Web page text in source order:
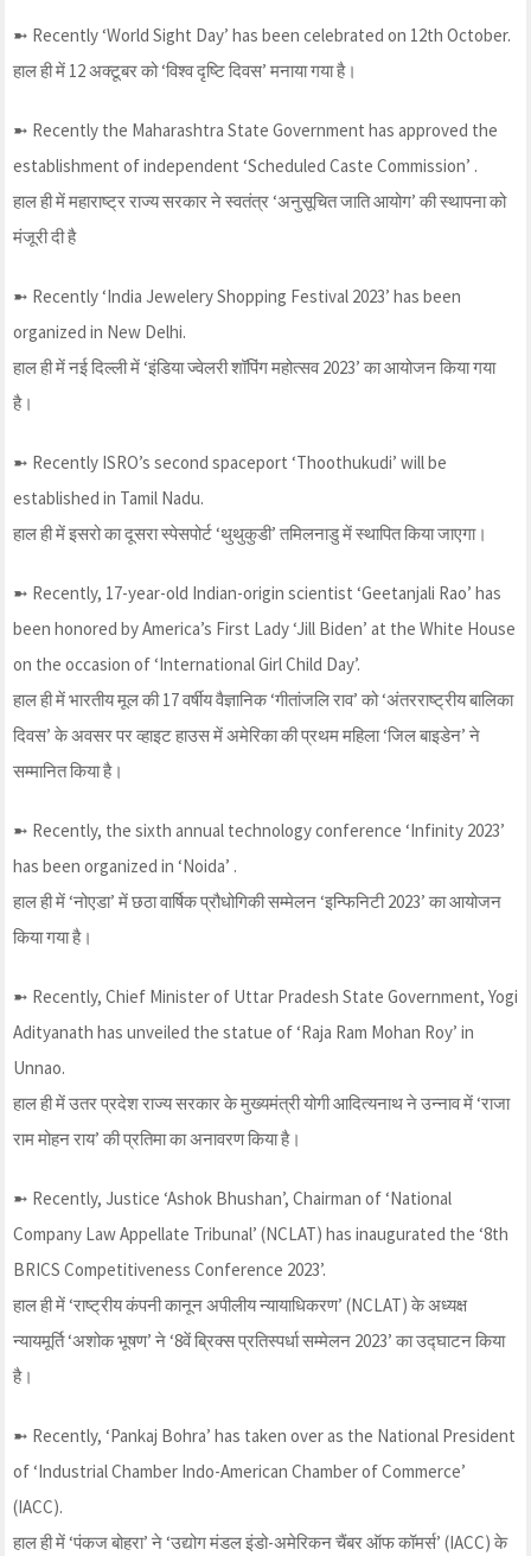
➼ Recently ‘World Sight Day’ has been celebrated on 12th October.
हाल ही में 12 अक्टूबर को ‘विश्व दृष्टि दिवस’ मनाया गया है।
➼ Recently the Maharashtra State Government has approved the
establishment of independent ‘Scheduled Caste Commission’ .
हाल ही में महाराष्ट्र राज्य सरकार ने स्वतंत्र ‘अनुसूचित जाति आयोग’ की स्थापना को
मंजूरी दी है
➼ Recently ‘India Jewelery Shopping Festival 2023’ has been
organized in New Delhi.
हाल ही में नई दिल्ली में ‘इंडिया ज्वेलरी शॉपिंग महोत्सव 2023’ का आयोजन किया गया
है।
➼ Recently ISRO’s second spaceport ‘Thoothukudi’ will be
established in Tamil Nadu.
हाल ही में इसरो का दूसरा स्पेसपोर्ट ‘थुथुकुडी’ तमिलनाडु में स्थापित किया जाएगा।
➼ Recently, 17-year-old Indian-origin scientist ‘Geetanjali Rao’ has
been honored by America’s First Lady ‘Jill Biden’ at the White House
on the occasion of ‘International Girl Child Day’.
हाल ही में भारतीय मूल की 17 वर्षीय वैज्ञानिक ‘गीतांजलि राव’ को ‘अंतरराष्ट्रीय बालिका
दिवस’ के अवसर पर व्हाइट हाउस में अमेरिका की प्रथम महिला ‘जिल बाइडेन’ ने
सम्मानित किया है।
➼ Recently, the sixth annual technology conference ‘Infinity 2023’
has been organized in ‘Noida’ .
हाल ही में ‘नोएडा’ में छठा वार्षिक प्रौधोगिकी सम्मेलन ‘इन्फिनिटी 2023’ का आयोजन
किया गया है।
➼ Recently, Chief Minister of Uttar Pradesh State Government, Yogi
Adityanath has unveiled the statue of ‘Raja Ram Mohan Roy’ in
Unnao.
हाल ही में उतर प्रदेश राज्य सरकार के मुख्यमंत्री योगी आदित्यनाथ ने उन्नाव में ‘राजा
राम मोहन राय’ की प्रतिमा का अनावरण किया है।
➼ Recently, Justice ‘Ashok Bhushan’, Chairman of ‘National
Company Law Appellate Tribunal’ (NCLAT) has inaugurated the ‘8th
BRICS Competitiveness Conference 2023’.
हाल ही में ‘राष्ट्रीय कंपनी कानून अपीलीय न्यायाधिकरण’ (NCLAT) के अध्यक्ष
न्यायमूर्ति ‘अशोक भूषण’ ने ‘8वें ब्रिक्स प्रतिस्पर्धा सम्मेलन 2023’ का उद्घाटन किया
है।
➼ Recently, ‘Pankaj Bohra’ has taken over as the National President
of ‘Industrial Chamber Indo-American Chamber of Commerce’
(IACC).
हाल ही में ‘पंकज बोहरा’ ने ‘उद्योग मंडल इंडो-अमेरिकन चैंबर ऑफ कॉमर्स’ (IACC) के